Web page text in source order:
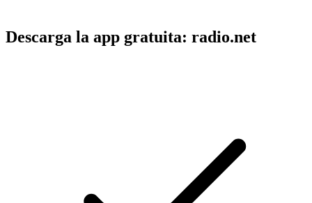
Descarga la app gratuita: radio.net